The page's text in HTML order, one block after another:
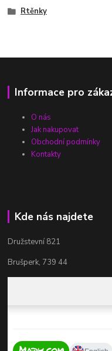
Rtěnky
Informace pro
O nás
Jak nakupovat
Obchodní podmínky
Kontakty
Kde nás najdete
Družstevní 821
Brušperk, 739 44